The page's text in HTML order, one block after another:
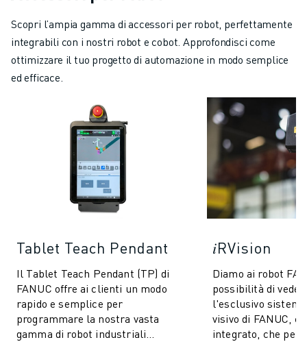
Scopri l’ampia gamma di accessori per robot, perfettamente
integrabili con i nostri robot e cobot. Approfondisci come
ottimizzare il tuo progetto di automazione in modo semplice
ed efficace.
Tablet Teach Pendant
Il Tablet Teach Pendant (TP) di
FANUC offre ai clienti un modo
rapido e semplice per
programmare la nostra vasta
gamma di robot industriali
𝑖RVision
Diamo ai robot
possibilità di
l'esclusivo
visivo di FANUC,
integrato, che